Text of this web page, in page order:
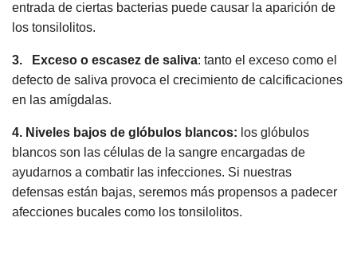
entrada de ciertas bacterias puede causar la aparición de
los tonsilolitos.
3. Exceso o escasez de saliva: tanto el exceso como el
defecto de saliva provoca el crecimiento de calcificaciones
en las amígdalas.
4. Niveles bajos de glóbulos blancos: los glóbulos
blancos son las células de la sangre encargadas de
ayudarnos a combatir las infecciones. Si nuestras
defensas están bajas, seremos más propensos a padecer
afecciones bucales como los tonsilolitos.